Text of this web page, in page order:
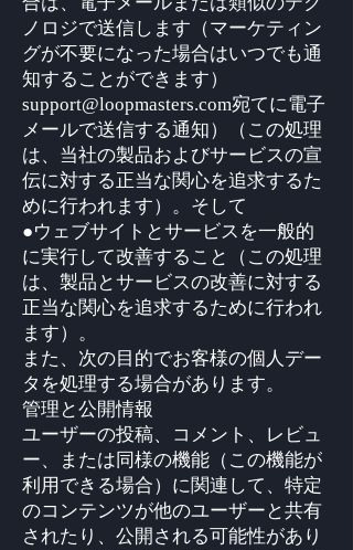
ノロジで送信します（マーケティン
グが不要になった場合はいつでも通
知することができます）
support@loopmasters.com宛てに電子
メールで送信する通知）（この処理
は、当社の製品およびサービスの宣
伝に対する正当な関心を追求するた
めに行われます）。そして
●ウェブサイトとサービスを一般的
に実行して改善すること（この処理
は、製品とサービスの改善に対する
正当な関心を追求するために行われ
ます）。
また、次の目的でお客様の個人デー
タを処理する場合があります。
管理と公開情報
ユーザーの投稿、コメント、レビュ
ー、または同様の機能（この機能が
利用できる場合）に関連して、特定
のコンテンツが他のユーザーと共有
されたり、公開される可能性があり